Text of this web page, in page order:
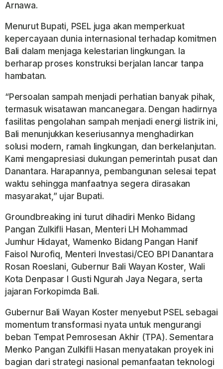
Arnawa.
Menurut Bupati, PSEL juga akan memperkuat
kepercayaan dunia internasional terhadap komitmen
Bali dalam menjaga kelestarian lingkungan. Ia
berharap proses konstruksi berjalan lancar tanpa
hambatan.
“Persoalan sampah menjadi perhatian banyak pihak,
termasuk wisatawan mancanegara. Dengan hadirnya
fasilitas pengolahan sampah menjadi energi listrik ini,
Bali menunjukkan keseriusannya menghadirkan
solusi modern, ramah lingkungan, dan berkelanjutan.
Kami mengapresiasi dukungan pemerintah pusat dan
Danantara. Harapannya, pembangunan selesai tepat
waktu sehingga manfaatnya segera dirasakan
masyarakat,” ujar Bupati.
Groundbreaking ini turut dihadiri Menko Bidang
Pangan Zulkifli Hasan, Menteri LH Mohammad
Jumhur Hidayat, Wamenko Bidang Pangan Hanif
Faisol Nurofiq, Menteri Investasi/CEO BPI Danantara
Rosan Roeslani, Gubernur Bali Wayan Koster, Wali
Kota Denpasar I Gusti Ngurah Jaya Negara, serta
jajaran Forkopimda Bali.
Gubernur Bali Wayan Koster menyebut PSEL sebagai
momentum transformasi nyata untuk mengurangi
beban Tempat Pemrosesan Akhir (TPA). Sementara
Menko Pangan Zulkifli Hasan menyatakan proyek ini
bagian dari strategi nasional pemanfaatan teknologi